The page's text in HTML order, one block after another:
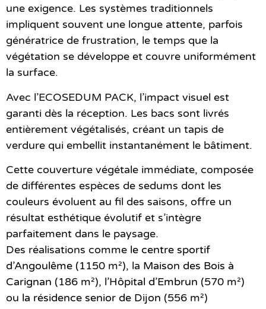
une exigence. Les systèmes traditionnels
impliquent souvent une longue attente, parfois
génératrice de frustration, le temps que la
végétation se développe et couvre uniformément
la surface.
Avec l’ECOSEDUM PACK, l’impact visuel est
garanti dès la réception. Les bacs sont livrés
entièrement végétalisés, créant un tapis de
verdure qui embellit instantanément le bâtiment.
Cette couverture végétale immédiate, composée
de différentes espèces de sedums dont les
couleurs évoluent au fil des saisons, offre un
résultat esthétique évolutif et s’intègre
parfaitement dans le paysage.
Des réalisations comme le centre sportif
d’Angoulême (1150 m²), la Maison des Bois à
Carignan (186 m²), l’Hôpital d’Embrun (570 m²)
ou la résidence senior de Dijon (556 m²)